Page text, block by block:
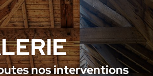
nos interventions